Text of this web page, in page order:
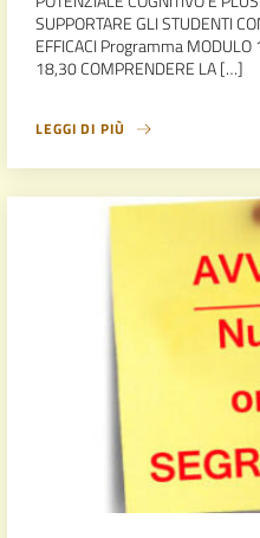
SUPPORTARE GLI STUDENTI
EFFICACI Programma
18,30 COMPRENDERE LA […]
LEGGI DI PIÙ